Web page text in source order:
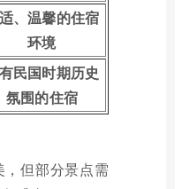
、温馨的住宿
环境
民国时期历史
氛围的住宿
但部分景点需